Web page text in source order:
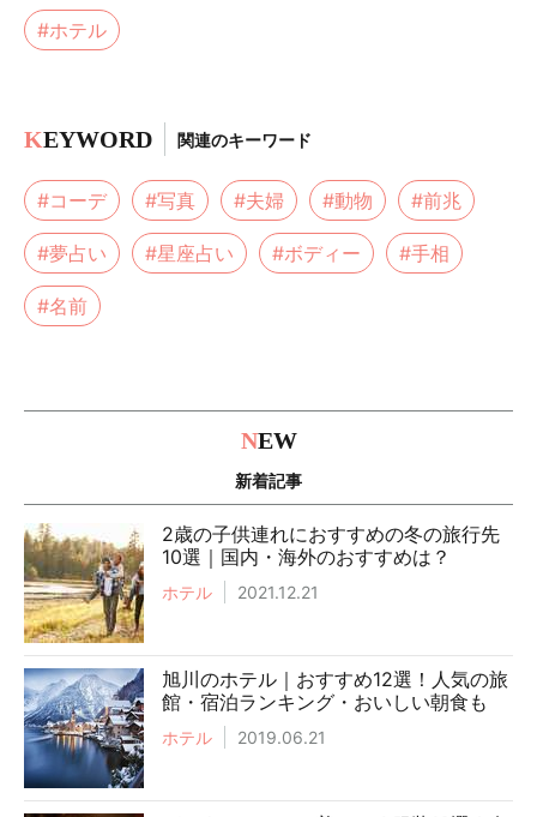
#ホテル
KEYWORD 関連のキーワード
#コーデ #写真 #夫婦 #動物 #前兆
#夢占い #星座占い #ボディー #手相
#名前
NEW
新着記事
2歳の子供連れにおすすめの冬の旅行先
10選｜国内・海外のおすすめは？
ホテル 2021.12.21
旭川のホテル｜おすすめ12選！人気の旅
館・宿泊ランキング・おいしい朝食も
ホテル 2019.06.21